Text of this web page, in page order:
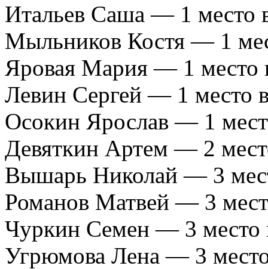
Итальев Саша — 1 место
Мыльников Костя — 1
Яровая Мария — 1 место
Левин Сергей — 1 место
Осокин Ярослав — 1
Девяткин Артем — 2
Вышарь Николай — 3
Романов Матвей — 3
Чуркин Семен — 3 место
Угрюмова Лена — 3 место